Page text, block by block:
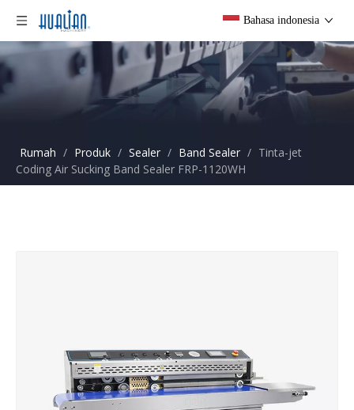
Bahasa indonesia
Rumah / Produk / Sealer / Band Sealer / Tinta-jet
Coding Air Sucking Band Sealer FRP-1120WH